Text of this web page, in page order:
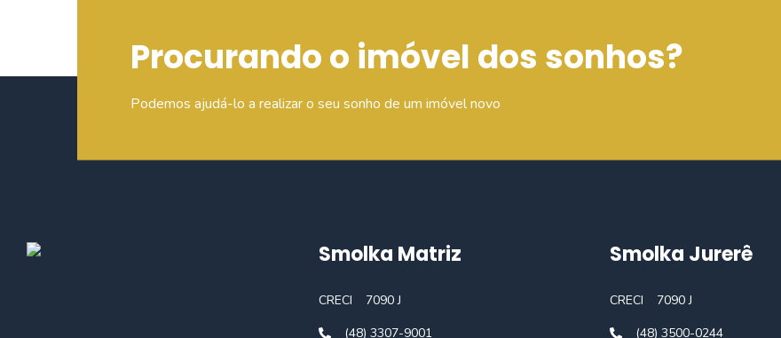
Procurando o imóvel dos sonhos?
Podemos ajudá-lo a realizar o seu sonho de um imóvel novo
Smolka Matriz
CRECI
7090 J
(48) 3307-9001
Smolka Jurerê
CRECI
7090 J
(48) 3500-0244